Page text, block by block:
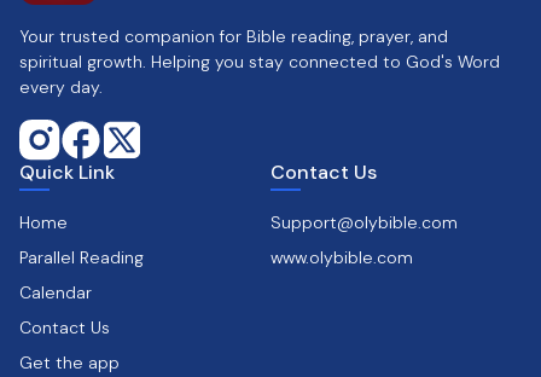
Your trusted companion for Bible reading, prayer, and
spiritual growth. Helping you stay connected to God's Word
every day.
Quick Link
Home
Parallel Reading
Calendar
Contact Us
Get the app
Contact Us
Support@olybible.com
www.olybible.com